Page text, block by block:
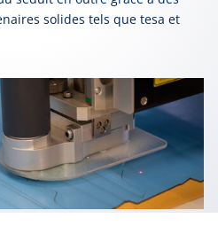
solides tels que tesa et